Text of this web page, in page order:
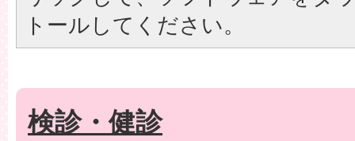
トールしてください。
検診・健診